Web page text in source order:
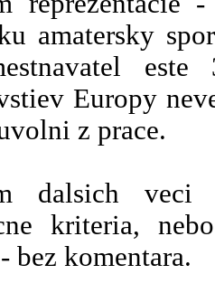
amatersky
Europy
z prace.
dalsich
kriteria,
bez komentara.